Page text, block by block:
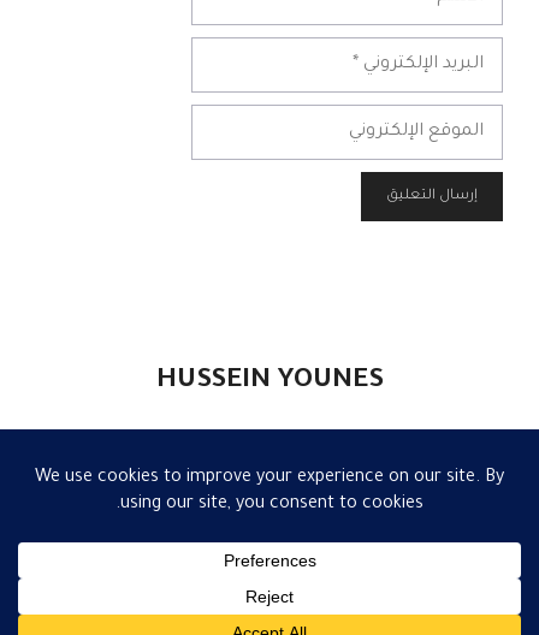
البريد
الإلكتروني
الموقع
الإلكتروني
HUSSEIN YOUNES